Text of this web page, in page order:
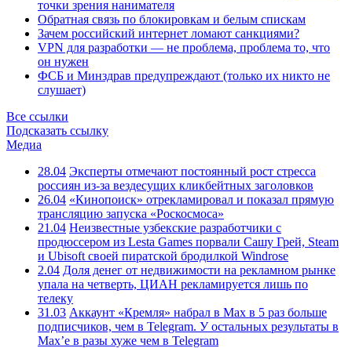
точки зрения нанимателя
Обратная связь по блокировкам и белым спискам
Зачем российский интернет ломают санкциями?
VPN для разработки — не проблема, проблема то, что
он нужен
ФСБ и Минздрав предупреждают (только их никто не
слушает)
Все ссылки
Подсказать ссылку
Медиа
28.04 Эксперты отмечают постоянный рост стресса
россиян из-за вездесущих кликбейтных заголовков
26.04 «Кинопоиск» отрекламировал и показал прямую
трансляцию запуска «Роскосмоса»
21.04 Неизвестные узбекские разработчики с
продюссером из Lesta Games порвали Сашу Грей, Steam
и Ubisoft своей пиратской бродилкой Windrose
2.04 Доля денег от недвижимости на рекламном рынке
упала на четверть, ЦИАН рекламируется лишь по
телеку
31.03 Аккаунт «Кремля» набрал в Max в 5 раз больше
подписчиков, чем в Telegram. У остальных результаты в
Max’е в разы хуже чем в Telegram